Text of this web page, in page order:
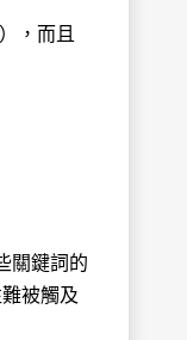
，而且
關鍵詞的
被觸及